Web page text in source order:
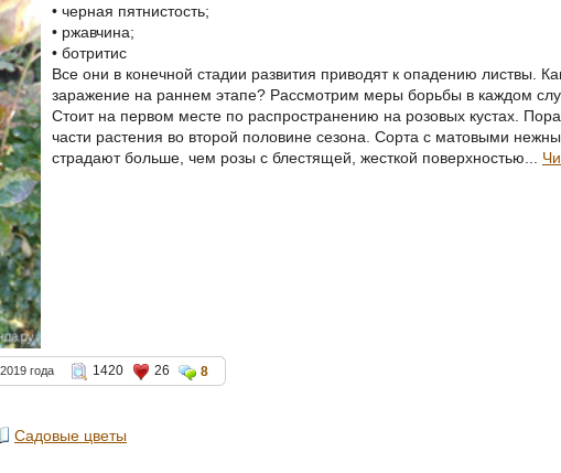
• черная пятнистость;
• ржавчина;
• ботритис
Все они в конечной стадии развития приводят к опадению листвы.
заражение на раннем этапе? Рассмотрим меры борьбы в каждом
Стоит на первом месте по распространению на розовых кустах.
части растения во второй половине сезона. Сорта с матовыми
страдают больше, чем розы с блестящей, жесткой поверхностью...
года 1420 26 8
Садовые цветы